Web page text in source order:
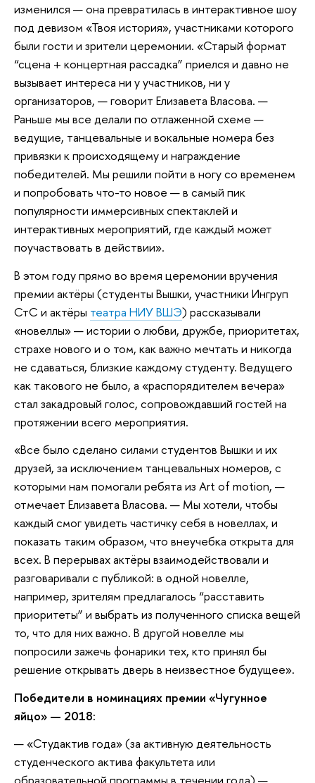
изменился — она превратилась в интерактивное шоу
под девизом «Твоя история», участниками которого
были гости и зрители церемонии. «Старый формат
“сцена + концертная рассадка” приелся и давно не
вызывает интереса ни у участников, ни у
организаторов, — говорит Елизавета Власова. —
Раньше мы все делали по отлаженной схеме —
ведущие, танцевальные и вокальные номера без
привязки к происходящему и награждение
победителей. Мы решили пойти в ногу со временем
и попробовать что-то новое — в самый пик
популярности иммерсивных спектаклей и
интерактивных мероприятий, где каждый может
поучаствовать в действии».
В этом году прямо во время церемонии вручения
премии актёры (студенты Вышки, участники Ингруп
СтС и актёры театра НИУ ВШЭ) рассказывали
«новеллы» — истории о любви, дружбе, приоритетах,
страхе нового и о том, как важно мечтать и никогда
не сдаваться, близкие каждому студенту. Ведущего
как такового не было, а «распорядителем вечера»
стал закадровый голос, сопровождавший гостей на
протяжении всего мероприятия.
«Все было сделано силами студентов Вышки и их
друзей, за исключением танцевальных номеров, с
которыми нам помогали ребята из Art of motion, —
отмечает Елизавета Власова. — Мы хотели, чтобы
каждый смог увидеть частичку себя в новеллах, и
показать таким образом, что внеучебка открыта для
всех. В перерывах актёры взаимодействовали и
разговаривали с публикой: в одной новелле,
например, зрителям предлагалось “расставить
приоритеты” и выбрать из полученного списка вещей
то, что для них важно. В другой новелле мы
попросили зажечь фонарики тех, кто принял бы
решение открывать дверь в неизвестное будущее».
Победители в номинациях премии «Чугунное
яйцо» — 2018:
«Студактив года» (за активную деятельность
студенческого актива факультета или